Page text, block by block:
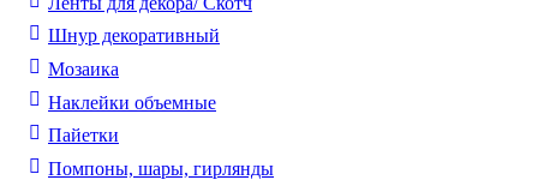
Шнур декоративный
Мозаика
Наклейки объемные
Пайетки
Помпоны, шары, гирлянды